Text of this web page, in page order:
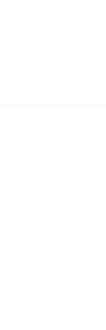
z 5 hviezdičiek.